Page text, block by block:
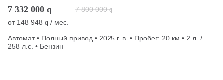
7 332 000 q 7 800 000 q
от 148 948 q / мес.
Автомат • Полный привод • 2025 г. в. • Пробег: 20 км • 2 л. /
258 л.с. • Бензин